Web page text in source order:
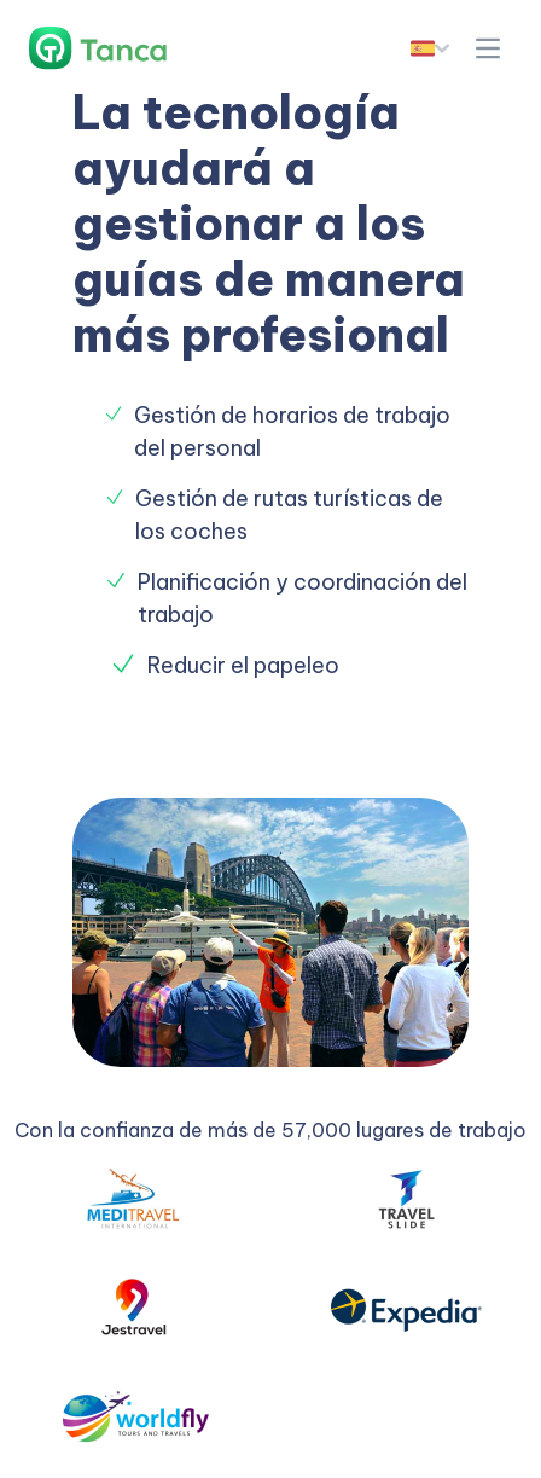
La tecnología
ayudará a
gestionar a los
guías de manera
más profesional
Gestión de horarios de trabajo
del personal
Gestión de rutas turísticas de
los coches
Planificación y coordinación del
trabajo
Reducir el papeleo
Con la confianza de más de 57,000 lugares de trabajo